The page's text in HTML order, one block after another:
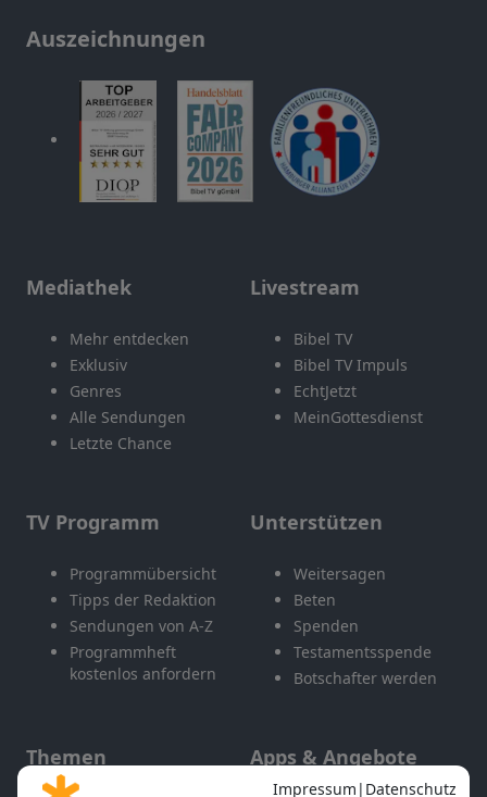
Auszeichnungen
Mediathek
Mehr entdecken
Exklusiv
Genres
Alle Sendungen
Letzte Chance
Livestream
Bibel TV
Bibel TV Impuls
EchtJetzt
MeinGottesdienst
TV Programm
Programmübersicht
Tipps der Redaktion
Sendungen von A-Z
Programmheft
kostenlos anfordern
Unterstützen
Weitersagen
Beten
Spenden
Testamentsspende
Botschafter werden
Themen Apps & Angebote